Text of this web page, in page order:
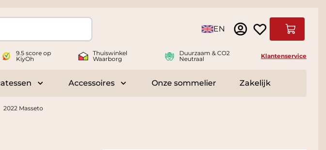
Taal EN
9.5 score op
KiyOh
Thuiswinkel
Waarborg
Duurzaam & CO2
Neutraal
Klantenservice
for Geschenken
Toggle submenu for Delicatessen
Accessoires
Toggle submenu for Accessoires
Onze sommelier Zakelijk
2022 Masseto